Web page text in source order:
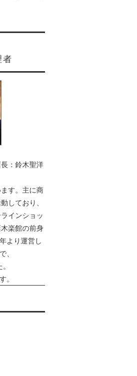
：鈴木聖洋
す。主に商
しており、
インショッ
楽館の前身
より運営し
、
。